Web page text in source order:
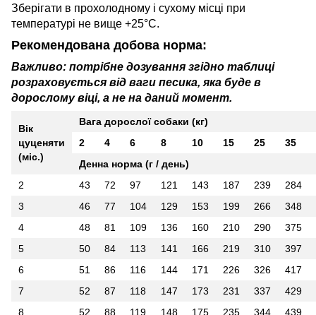
Зберігати в прохолодному і сухому місці при
температурі не вище +25°C.
Рекомендована добова норма:
Важливо: потрібне дозування згідно таблиці
розраховується від ваги песика, яка буде в
дорослому віці, а не на даний момент.
Вік
цуценяти
(міс.)
Вага дорослої собаки (кг)
2
4 6 8 10 15 25
35
Денна норма (г / день)
2
43 72 97 121 143 187 239
284
3
46 77 104 129 153 199 266
348
4
48 81 109 136 160 210 290
375
5
50 84 113 141 166 219 310
397
6
51 86 116 144 171 226 326
417
7
52 87 118 147 173 231 337
429
8
52 88 119 148 175 235 344 439